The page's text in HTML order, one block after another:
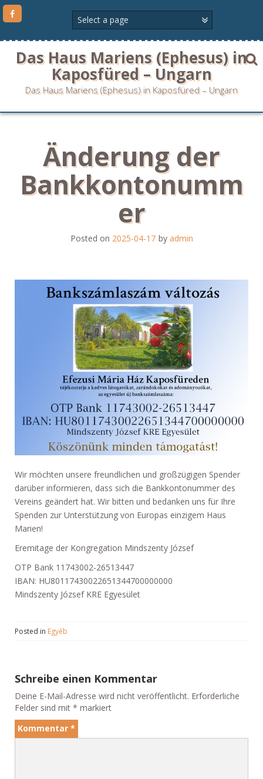
Das Haus Mariens (Ephesus) in
Kaposfüred – Ungarn
Das Haus Mariens (Ephesus) in Kaposfüred – Ungarn
Änderung der
Bankkontonumm
er
Posted on 2025-04-17 by admin
Wir möchten unsere freundlichen und großzügigen Spender
darüber informieren, dass sich die Bankkontonummer des
Vereins geändert hat. Wir bitten und bedanken uns für Ihre
Spenden zur Unterstützung von Europas einzigem Haus
Marien!
Eremitage der Kongregation Mindszenty József
OTP Bank 11743002-26513447
IBAN: HU80117430022651344700000000
Mindszenty József KRE Egyesület
Posted in Egyéb
Schreibe einen Kommentar
Deine E-Mail-Adresse wird nicht veröffentlicht. Erforderliche
Felder sind mit * markiert
Kommentar *